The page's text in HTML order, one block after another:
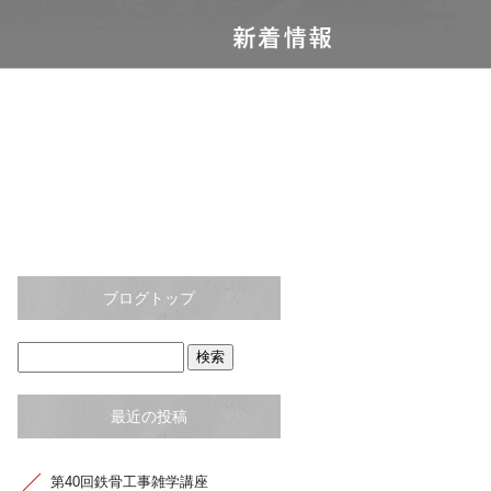
ブログトップ
最近の投稿
第40回鉄骨工事雑学講座